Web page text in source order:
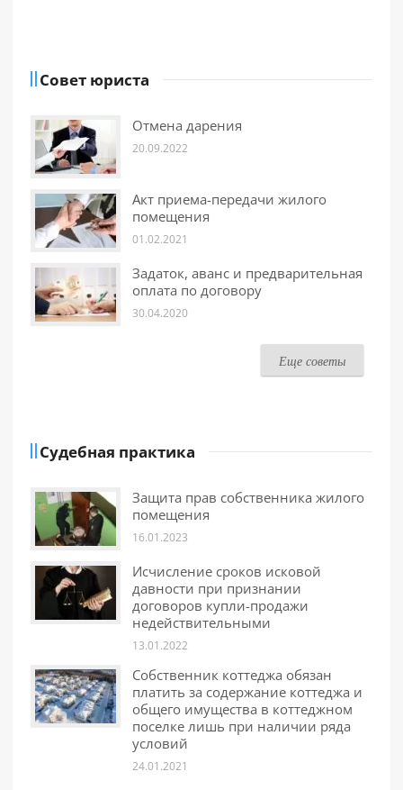
Совет юриста
Отмена дарения
20.09.2022
Акт приема-передачи жилого
помещения
01.02.2021
Задаток, аванс и предварительная
оплата по договору
30.04.2020
Еще советы
Судебная практика
Защита прав собственника жилого
помещения
16.01.2023
Исчисление сроков исковой
давности при признании
договоров купли-продажи
недействительными
13.01.2022
Собственник коттеджа обязан
платить за содержание коттеджа и
общего имущества в коттеджном
поселке лишь при наличии ряда
условий
24.01.2021